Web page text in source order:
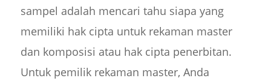
sampel adalah mencari tahu siapa yang
memiliki hak cipta untuk rekaman master
dan komposisi atau hak cipta penerbitan.
Untuk pemilik rekaman master, Anda